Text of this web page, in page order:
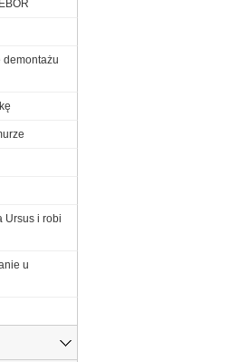
demontażu
Ursus i robi
u